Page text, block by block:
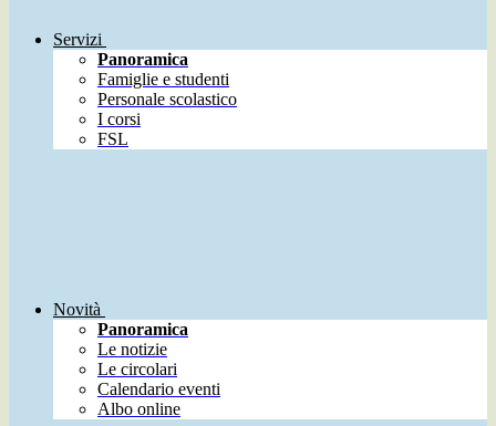
Servizi
Panoramica
Famiglie e studenti
Personale scolastico
I corsi
FSL
Novità
Panoramica
Le notizie
Le circolari
Calendario eventi
Albo online